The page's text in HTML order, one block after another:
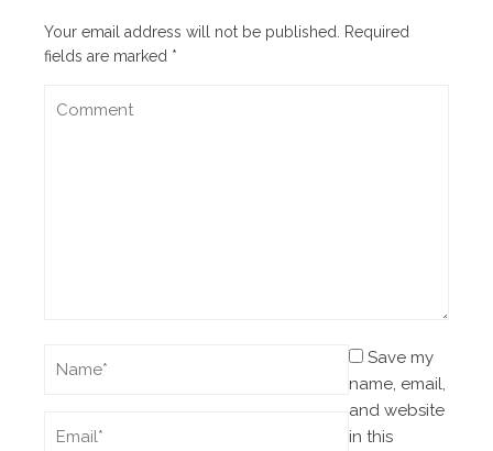
Your email address will not be published.
Required
fields are marked *
Save my
name, email,
and website
in this